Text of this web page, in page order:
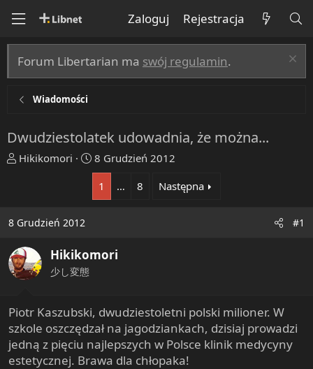
Zaloguj Rejestracja
Forum Libertarian ma swój regulamin.
Wiadomości
Dwudziestolatek udowadnia, że można...
T
a
d
s
t
a
e
r
Hikikomori
R
o
p
ę
8 Grudzień 2012
1
… 8 Następna
8 Grudzień 2012 #1
Hikikomori
少し変態
Piotr Kaszubski, dwudziestoletni polski milioner. W
szkole oszczędzał na jagodziankach, dzisiaj prowadzi
jedną z pięciu najlepszych w Polsce klinik medycyny
estetycznej. Brawa dla chłopaka!